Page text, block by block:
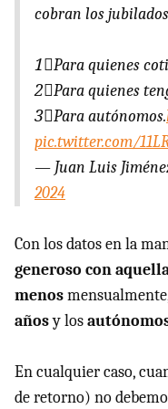
cobran los
1⃣Para quienes
2⃣Para quienes
3⃣Para autónomos.
pic.twitter.com/
— Juan Luis
2024
Con los datos en la
generoso con
menos
añosy los
En cualquier caso,
de retorno) no